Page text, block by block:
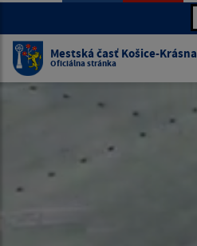
Mestská časť Košice-Krásna
Oficiálna stránka